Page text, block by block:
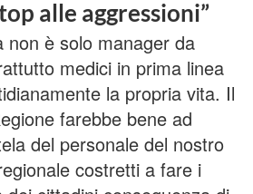
alle aggressioni”
non è solo manager da
medici in prima linea
la propria vita. Il
farebbe bene ad
del personale del nostro
costretti a fare i